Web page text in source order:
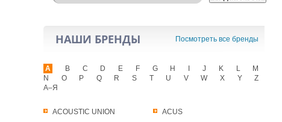
НАШИ БРЕНДЫ Посмотреть все бренды
A
ACOUSTIC UNION ACUS
B C D E F G H J K L
M
N
O P Q R S T U V W X Y
Z
А–Я